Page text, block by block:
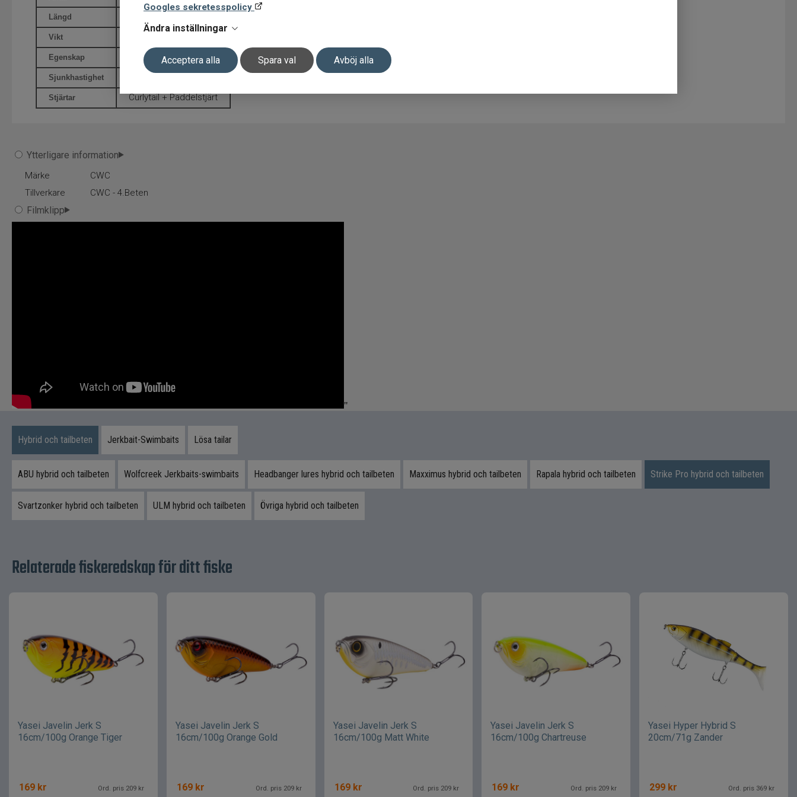
Googles sekretesspolicy
Ändra inställningar
Acceptera alla Spara val Avböj alla
Längd
Vikt
Egenskap Sjunkande
Sjunkhastighet
Stjärtar Curlytail + Paddelstjärt
Ytterligare information
Märke
CWC
Tillverkare
CWC - 4.Beten
Filmklipp
"
Hybrid och tailbeten Jerkbait-Swimbaits Lösa tailar
ABU hybrid och tailbeten Wolfcreek Jerkbaits-swimbaits Headbanger lures hybrid och tailbeten Maxximus hybrid och tailbeten Rapala hybrid och tailbeten Strike Pro hybrid och tailbeten
Svartzonker hybrid och tailbeten ULM hybrid och tailbeten Övriga hybrid och tailbeten
Relaterade fiskeredskap för ditt fiske
Yasei Javelin Jerk S
16cm/100g Orange Tiger
169 kr Ord. pris 209 kr
Yasei Javelin Jerk S
16cm/100g Orange Gold
169 kr Ord. pris 209 kr
Yasei Javelin Jerk S
16cm/100g Matt White
169 kr Ord. pris 209 kr
Yasei Javelin Jerk S
16cm/100g Chartreuse
169 kr Ord. pris 209 kr
Yasei Hyper Hybrid S
20cm/71g Zander
299 kr Ord. pris 369 kr